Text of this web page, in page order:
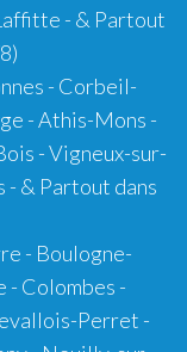
- & Partout
- Corbeil-
- Athis-Mons -
- Vigneux-sur-
- & Partout dans
- Boulogne-
- Colombes -
Perret -